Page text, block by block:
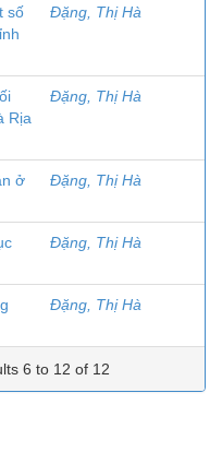
số
Đặng, Thị Hà
Rịa
Đặng, Thị Hà
ở
Đặng, Thị Hà
Đặng, Thị Hà
Đặng, Thị Hà
6 to 12 of 12